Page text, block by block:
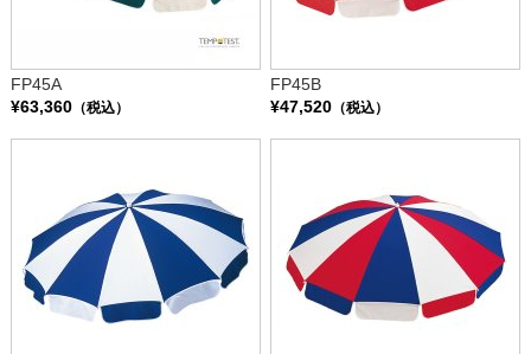
FP45A
¥63,360（税込）
FP45B
¥47,520 （税込）